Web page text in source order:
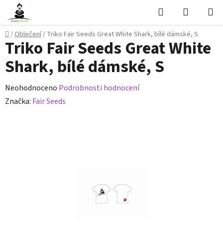
Přejít
obsah
Hledat
KOŠÍK
Domů
/Oblečení/ Triko Fair Seeds Great White Shark, bílé dámské, S
Triko Fair Seeds Great White
Shark, bílé dámské, S
Průměrné
hodnocení
Neohodnoceno Podrobnosti hodnocení
Značka: Fair Seeds